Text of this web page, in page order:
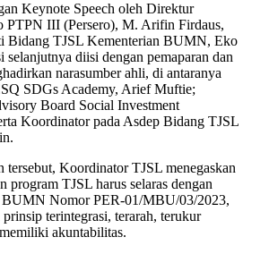
Keynote Speech oleh Direktur
PTPN III (Persero), M. Arifin Firdaus,
Bidang TJSL Kementerian BUMN, Eko
selanjutnya diisi dengan pemaparan dan
narasumber ahli, di antaranya
SDGs Academy, Arief Muftie;
Board Social Investment
Koordinator pada Asdep Bidang TJSL
tersebut, Koordinator TJSL menegaskan
program TJSL harus selaras dengan
BUMN Nomor PER-01/MBU/03/2023,
terintegrasi, terarah, terukur
akuntabilitas.